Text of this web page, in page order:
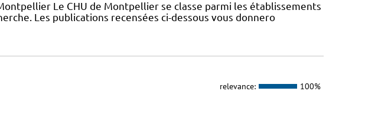
Le CHU de Montpellier se classe parmi les établissements
Les publications recensées ci-dessous vous donnero
relevance: 100%